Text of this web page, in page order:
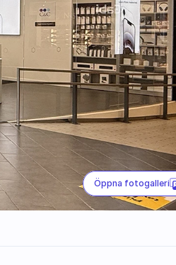
Öppna fotogalleri